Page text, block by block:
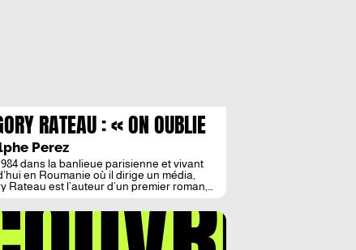
RATEAU : « ON OUBLIE
LA PORTEE
DE LA POESIE. »
Perez
dans la banlieue parisienne et vivant
en Roumanie où il dirige un média,
Rateau est l’auteur d’un premier roman,
Liban et au Prix Ulysse du premier
2020) et des deux recueils : Conspiration du
nocturnes (Prix Amélie Murat
[…]